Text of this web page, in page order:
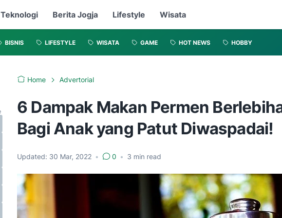
Teknologi Berita Jogja Lifestyle Wisata
BISNIS LIFESTYLE WISATA GAME HOT NEWS HOBBY
Home Advertorial
6 Dampak Makan Permen
Bagi Anak yang Patut Diwaspadai!
Updated: 30 Mar, 2022 • 0 • 3 min read